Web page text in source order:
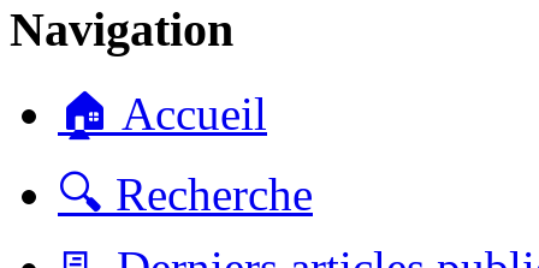
Navigation
🏠 Accueil
🔍 Recherche